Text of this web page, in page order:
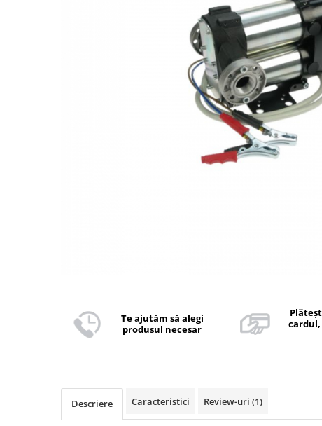
Facebook
Te ajutăm să alegi
produsul necesar
Descriere Caracteristici Review-uri (1)